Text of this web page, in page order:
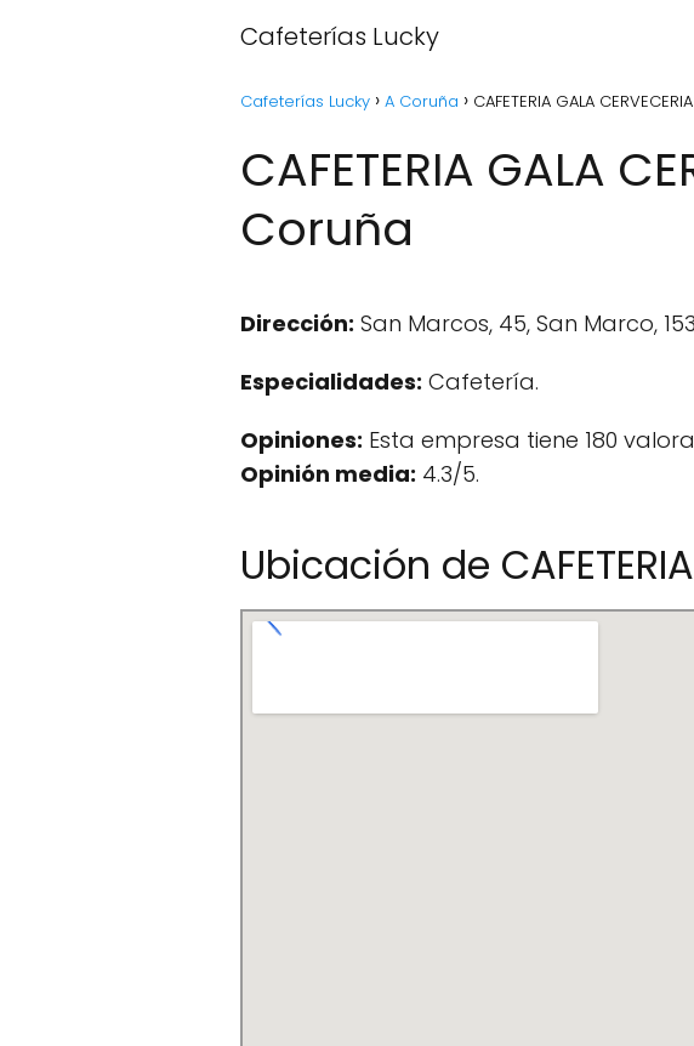
Cafeterías Lucky
Cafeterías Lucky A Coruña CAFETERIA GALA
CAFETERIA GALA
Coruña
Dirección: San Marcos, 45, San Marco,
Especialidades: Cafetería.
Opiniones: Esta empresa tiene 180
Opinión media: 4.3/5.
Ubicación de